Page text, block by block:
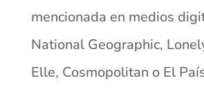
mencionada en medios
National Geographic,
Elle, Cosmopolitan o El